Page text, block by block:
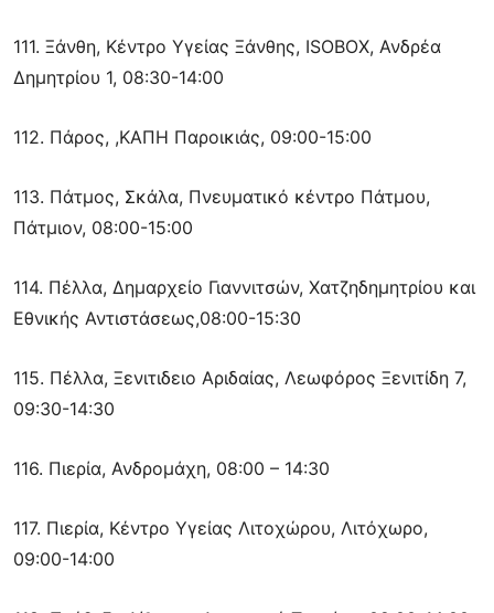
111. Ξάνθη, Κέντρο Υγείας Ξάνθης, ISOBOX, Ανδρέα
Δημητρίου 1, 08:30-14:00
112. Πάρος, ,ΚΑΠΗ Παροικιάς, 09:00-15:00
113. Πάτμος, Σκάλα, Πνευματικό κέντρο Πάτμου,
Πάτμιον, 08:00-15:00
114. Πέλλα, Δημαρχείο Γιαννιτσών, Χατζηδημητρίου και
Εθνικής Αντιστάσεως,08:00-15:30
115. Πέλλα, Ξενιτιδειο Αριδαίας, Λεωφόρος Ξενιτίδη 7,
09:30-14:30
116. Πιερία, Ανδρομάχη, 08:00 – 14:30
117. Πιερία, Κέντρο Υγείας Λιτοχώρου, Λιτόχωρο,
09:00-14:00